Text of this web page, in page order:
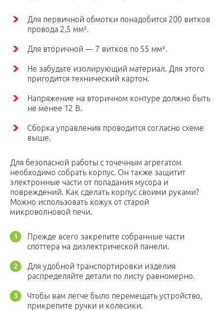
Для первичной обмотки понадобится 200 витков
провода 2,5 мм².
Для вторичной — 7 витков по 55 мм².
Не забудьте изолирующий материал. Для этого
пригодится технический картон.
Напряжение на вторичном контуре должно быть
не менее 12 В.
Сборка управления проводится согласно схеме
выше.
Для безопасной работы с точечным агрегатом
необходимо собрать корпус. Он также защитит
электронные части от попадания мусора и
повреждений. Как сделать корпус своими руками?
Можно использовать кожух от старой
микроволновой печи.
Прежде всего закрепите собранные части
споттера на диэлектрической панели.
Для удобной транспортировки изделия
распределяйте детали по листу равномерно.
Чтобы вам легче было перемещать устройство,
прикрепите ручки и колесики.